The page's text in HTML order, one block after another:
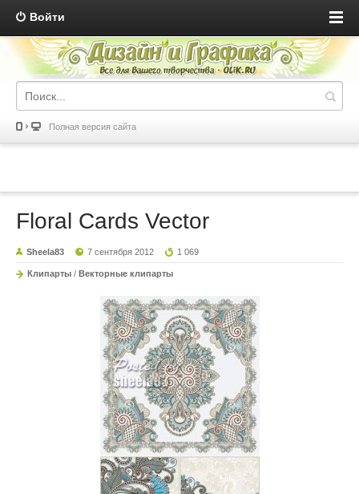
Войти
Полная версия сайта
Floral Cards Vector
Sheela83 7 сентября 2012 1 069
Клипарты / Векторные клипарты